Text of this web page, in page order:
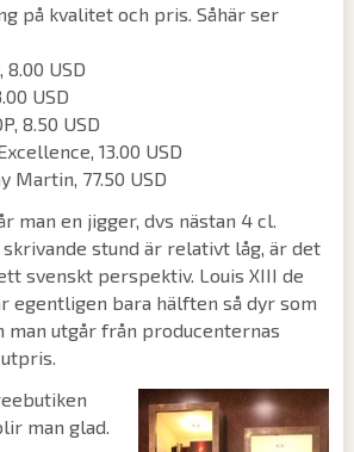
på kvalitet och pris. Såhär ser
8.00 USD
USD
8.50 USD
13.00 USD
Martin, 77.50 USD
man en jigger, dvs nästan 4 cl.
stund är relativt låg, är det
svenskt perspektiv. Louis XIII de
egentligen bara hälften så dyr som
man utgår från producenternas
man glad.